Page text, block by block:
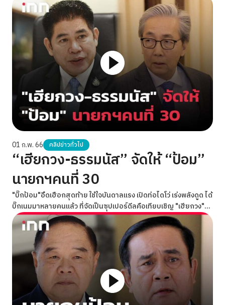
01 ก.พ. 66 คลิปข่าวทั่วไป
“เฮียกวง-ธรรมนัส” จัดให้ “ป้อม”
นายกฯคนที่ 30
"บิ๊กป้อม"อึดเฮือกสุดท้าย ใช้ใจบันดาลแรง เปิดท่อไดโว่ เร่งพลังดูด ได้
บิ๊กเนมมาหลายคนแล้ว ที่จัดเป็นซุปเปอร์ดีลคือเทียบเชิญ "เฮียกวง"
นายสมคิด จาตุศรีพิทักษ์ อดีตรองนายกฯมือเศรษฐกิจ มาเสริมทัพ